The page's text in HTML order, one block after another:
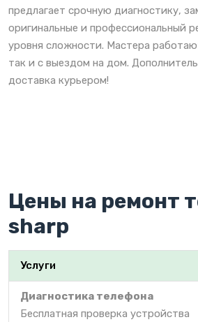
предлагает срочную диагностику,
оригинальные и профессиональный
уровня сложности. Мастера
так и с выездом на дом.
доставка курьером!
Цены на ремонт
sharp
Услуги
Диагностика телефона
Бесплатная проверка устройства